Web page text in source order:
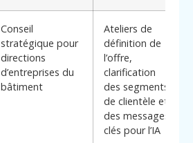
Conseil
stratégique pour
directions
d’entreprises du
bâtiment
Ateliers de
définition de
l’offre,
clarification
des segments
de clientèle et
des messages
clés pour l’IA